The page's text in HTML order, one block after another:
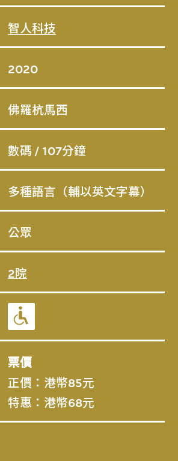
智人科技
2020
佛羅杭馬西
數碼 / 107分鐘
多種語言（輔以英文字幕）
公眾
2院
票價
正價：港幣85元
特惠：港幣68元